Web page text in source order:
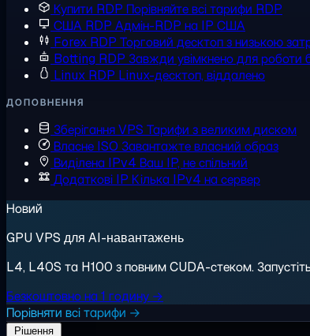
Купити RDP Порівняйте всі тарифи RDP
США RDP Адмін-RDP на IP США
Forex RDP Торговий десктоп з низькою
Botting RDP Завжди увімкнено для роботи
Linux RDP Linux-десктоп, віддалено
ДОПОВНЕННЯ
Зберігання VPS Тарифи з великим диском
Власне ISO Завантажте власний образ
Виділена IPv4 Ваш IP, не спільний
Додаткові IP Кілька IPv4 на сервер
Новий
GPU VPS для AI-навантажень
L4, L40S та H100 з повним CUDA-стеком. Запустіть,
Безкоштовно на 1 годину →
Порівняти всі тарифи →